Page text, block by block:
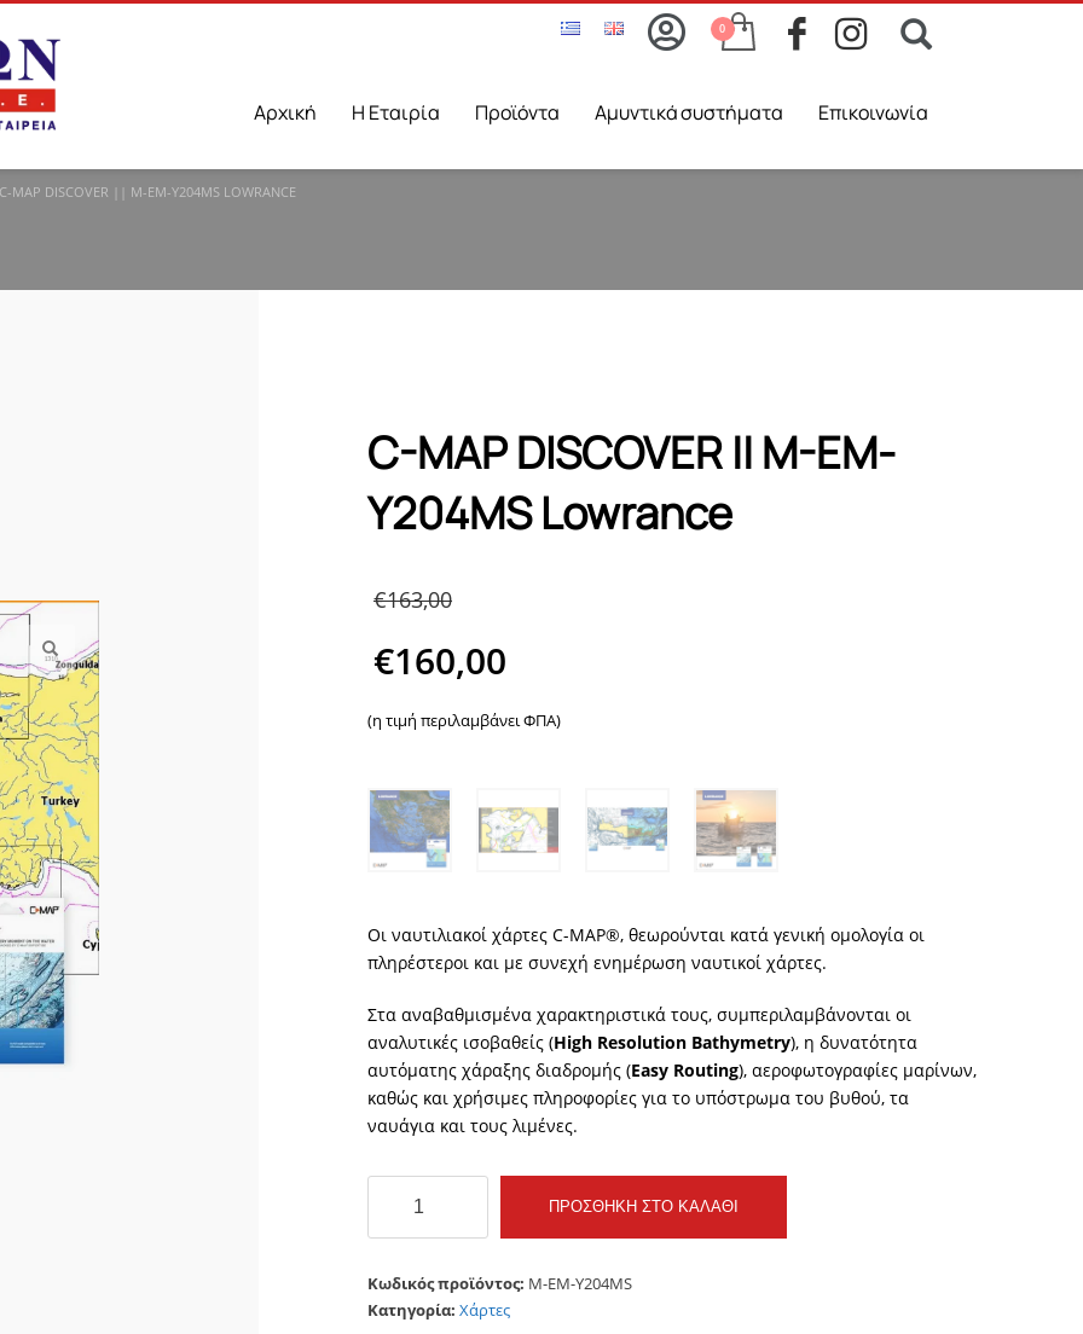
Αρχική Η Εταιρία Προϊόντα Aμυντικά συστήματα Επικοινωνία
C-MAP DISCOVER || M-EM-Y204MS LOWRANCE
C-MAP DISCOVER || M-EM-
Y204MS Lowrance
€163,00
price
€163,00.
€160,00
Η
τιμή
είναι:
(η τιμή περιλαμβάνει ΦΠΑ)
Οι ναυτιλιακοί χάρτες C-MAP®, θεωρούνται κατά γενική ομολογία οι
πληρέστεροι και με συνεχή ενημέρωση ναυτικοί χάρτες.
Στα αναβαθμισμένα χαρακτηριστικά τους, συμπεριλαμβάνονται οι
αναλυτικές ισοβαθείς (High Resolution Bathymetry), η δυνατότητα
αυτόματης χάραξης διαδρομής (Easy Routing), αεροφωτογραφίες μαρίνων,
καθώς και χρήσιμες πληροφορίες για το υπόστρωμα του βυθού, τα
ναυάγια και τους λιμένες.
DISCOVER
M-
EM-
ΠΡΟΣΘΉΚΗ ΣΤΟ ΚΑΛΆΘΙ
Κωδικός προϊόντος: M-EM-Y204MS
Κατηγορία: Χάρτες